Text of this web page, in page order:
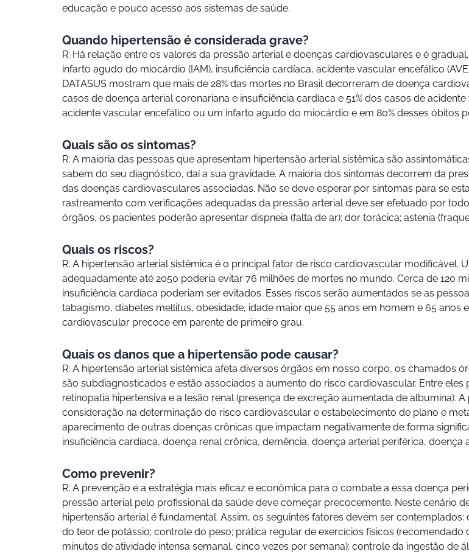
educação e pouco acesso aos sistemas de saúde.
Quando hipertensão é considerada grave?
R: Há relação entre os valores da pressão arterial e doenças cardiovasculares e é
infarto agudo do miocárdio (IAM), insuficiência cardíaca, acidente vascular encefálico
DATASUS mostram que mais de 28% das mortes no Brasil decorreram de doença
casos de doença arterial coronariana e insuficiência cardíaca e 51% dos casos de
acidente vascular encefálico ou um infarto agudo do miocárdio e em 80% desses óbitos
Quais são os sintomas?
R: A maioria das pessoas que apresentam hipertensão arterial sistêmica são
sabem do seu diagnóstico, daí a sua gravidade. A maioria dos sintomas decorrem da
das doenças cardiovasculares associadas. Não se deve esperar por sintomas para se
rastreamento com verificações adequadas da pressão arterial deve ser efetuado por
órgãos, os pacientes poderão apresentar dispneia (falta de ar); dor torácica; astenia
Quais os riscos?
R: A hipertensão arterial sistêmica é o principal fator de risco cardiovascular
adequadamente até 2050 poderia evitar 76 milhões de mortes no mundo. Cerca de 120
insuficiência cardíaca poderiam ser evitados. Esses riscos serão aumentados se as
tabagismo, diabetes mellitus, obesidade, idade maior que 55 anos em homem e 65 anos
cardiovascular precoce em parente de primeiro grau.
Quais os danos que a hipertensão pode causar?
R: A hipertensão arterial sistêmica afeta diversos órgãos em nosso corpo, os chamados
são subdiagnosticados e estão associados a aumento do risco cardiovascular. Entre
retinopatia hipertensiva e a lesão renal (presença de excreção aumentada de albumina).
consideração na determinação do risco cardiovascular e estabelecimento de plano e
aparecimento de outras doenças crônicas que impactam negativamente de forma
insuficiência cardíaca, doença renal crônica, demência, doença arterial periférica, doença
Como prevenir?
R: A prevenção é a estratégia mais eficaz e econômica para o combate a essa doença
pressão arterial pelo profissional da saúde deve começar precocemente. Neste cenário
hipertensão arterial é fundamental. Assim, os seguintes fatores devem ser
do teor de potássio; controle do peso; prática regular de exercícios físicos
minutos de atividade intensa semanal, cinco vezes por semana); controle da ingestão